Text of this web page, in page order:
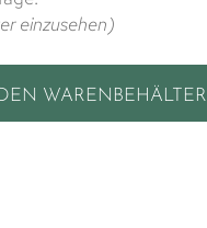
einzusehen)
WARENBEHÄLTER